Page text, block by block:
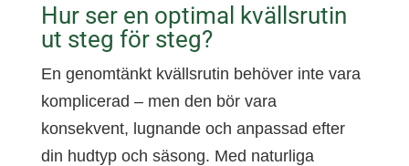
Hur ser en optimal kvällsrutin
ut steg för steg?
En genomtänkt kvällsrutin behöver inte vara
komplicerad – men den bör vara
konsekvent, lugnande och anpassad efter
din hudtyp och säsong. Med naturliga